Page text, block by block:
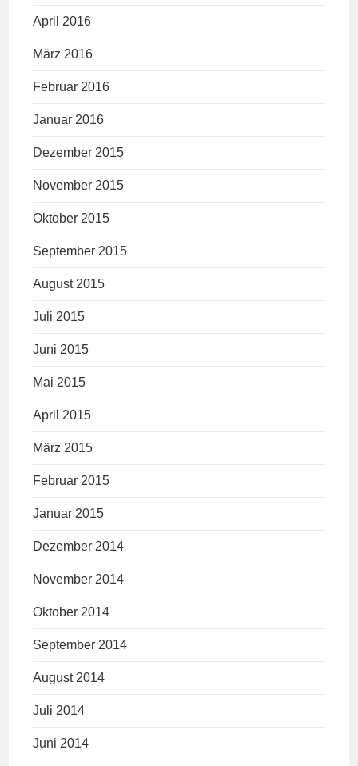
April 2016
März 2016
Februar 2016
Januar 2016
Dezember 2015
November 2015
Oktober 2015
September 2015
August 2015
Juli 2015
Juni 2015
Mai 2015
April 2015
März 2015
Februar 2015
Januar 2015
Dezember 2014
November 2014
Oktober 2014
September 2014
August 2014
Juli 2014
Juni 2014